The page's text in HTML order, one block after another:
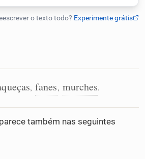
, fanes, murches.
também nas seguintes